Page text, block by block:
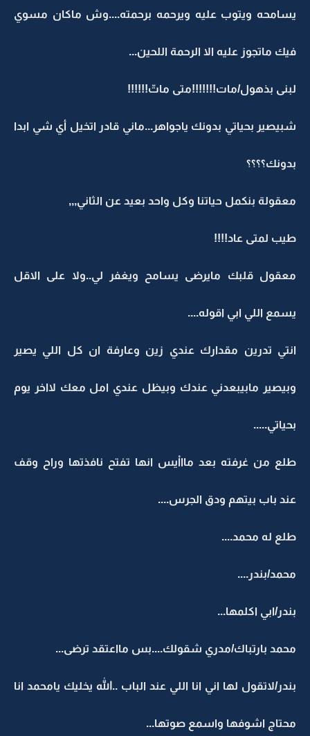
يسامحه ويتوب عليه ويرحمه برحمته....وش ماكان مسوي
فيك ماتجوز عليه الا الرحمة اللحين...
لبنى بذهول/مات!!!!!!!متى ماتّ!!!!!!
شبيصير بحياتي بدونك ياجواهر...ماني قادر اتخيل أي شي ابدا
بدونك؟؟؟؟
معقولة بنكمل حياتنا وكل واحد بعيد عن الثاني,,,
طيب لمتى عاد!!!!
معقول قلبك مايرضى يسامح ويغفر لي..ولا على الاقل
يسمع اللي ابي اقوله....
انتي تدرين مقدارك عندي زين وعارفة ان كل اللي يصير
وبيصير مابيبعدني عندك وبيظل عندي امل معك لااخر يوم
بحياتي.....
طلع من غرفته بعد ماااْيس انها تفتح نافذتها وراح وقف
عند باب بيتهم ودق الجرس....
طلع له محمد....
محمد/بندر....
بندر/ابي اكلمها...
محمد بارتباك/مدري شقولك....بس مااعتقد ترضى...
بندر/لاتقول لها اني انا اللي عند الباب ..الله يخليك يامحمد انا
محتاج اشوفها واسمع صوتها...